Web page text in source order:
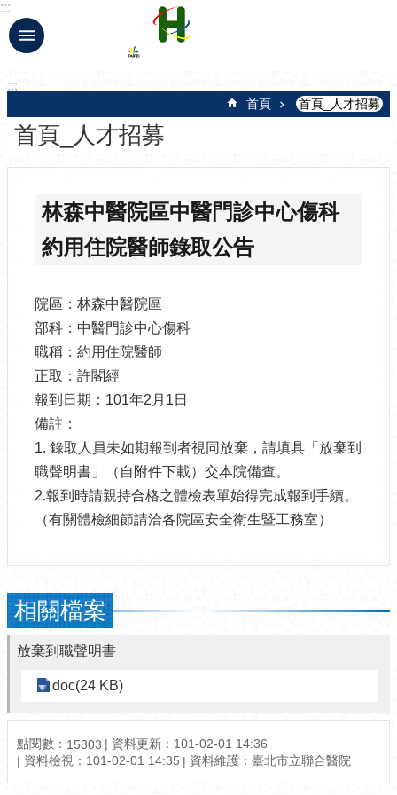
跳到主要內容區塊
:::
:::
首頁 首頁_人才招募
首頁_人才招募
林森中醫院區中醫門診中心傷科
約用住院醫師錄取公告
院區：林森中醫院區
部科：中醫門診中心傷科
職稱：約用住院醫師
正取：許閣經
報到日期：101年2月1日
備註：
1. 錄取人員未如期報到者視同放棄，請填具「放棄到
職聲明書」（自附件下載）交本院備查。
2.報到時請親持合格之體檢表單始得完成報到手續。
（有關體檢細節請洽各院區安全衛生暨工務室）
相關檔案
放棄到職聲明書
doc(24 KB)
點閱數： 15303
資料更新：101-02-01 14:36
資料檢視：101-02-01 14:35
資料維護：臺北市立聯合醫院